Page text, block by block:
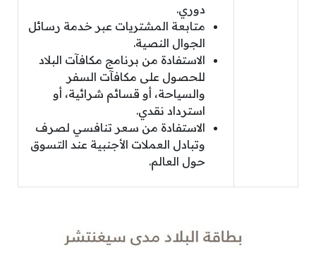
دوري.
متابعة المشتريات عبر خدمة رسائل
الجوال النصية.
الاستفادة من برنامج مكافآت البلاد
للحصول على مكافآت السفر
والسياحة، أو قسائم شرائية، أو
استرداد نقدي.
الاستفادة من سعر تنافسي لصرف
وتبادل العملات الأجنبية عند التسوق
حول العالم.